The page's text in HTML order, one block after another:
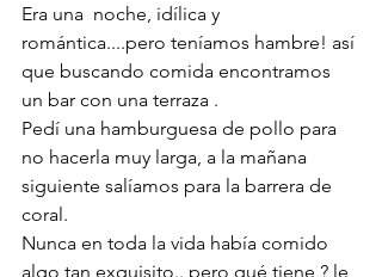
Era una  noche, idílica y
romántica....pero teníamos hambre! así
que buscando comida encontramos
un bar con una terraza .
Pedí una hamburguesa de pollo para
no hacerla muy larga, a la mañana
siguiente salíamos para la barrera de
coral.
Nunca en toda la vida había comido
algo tan exquisito.. pero qué tiene ? le